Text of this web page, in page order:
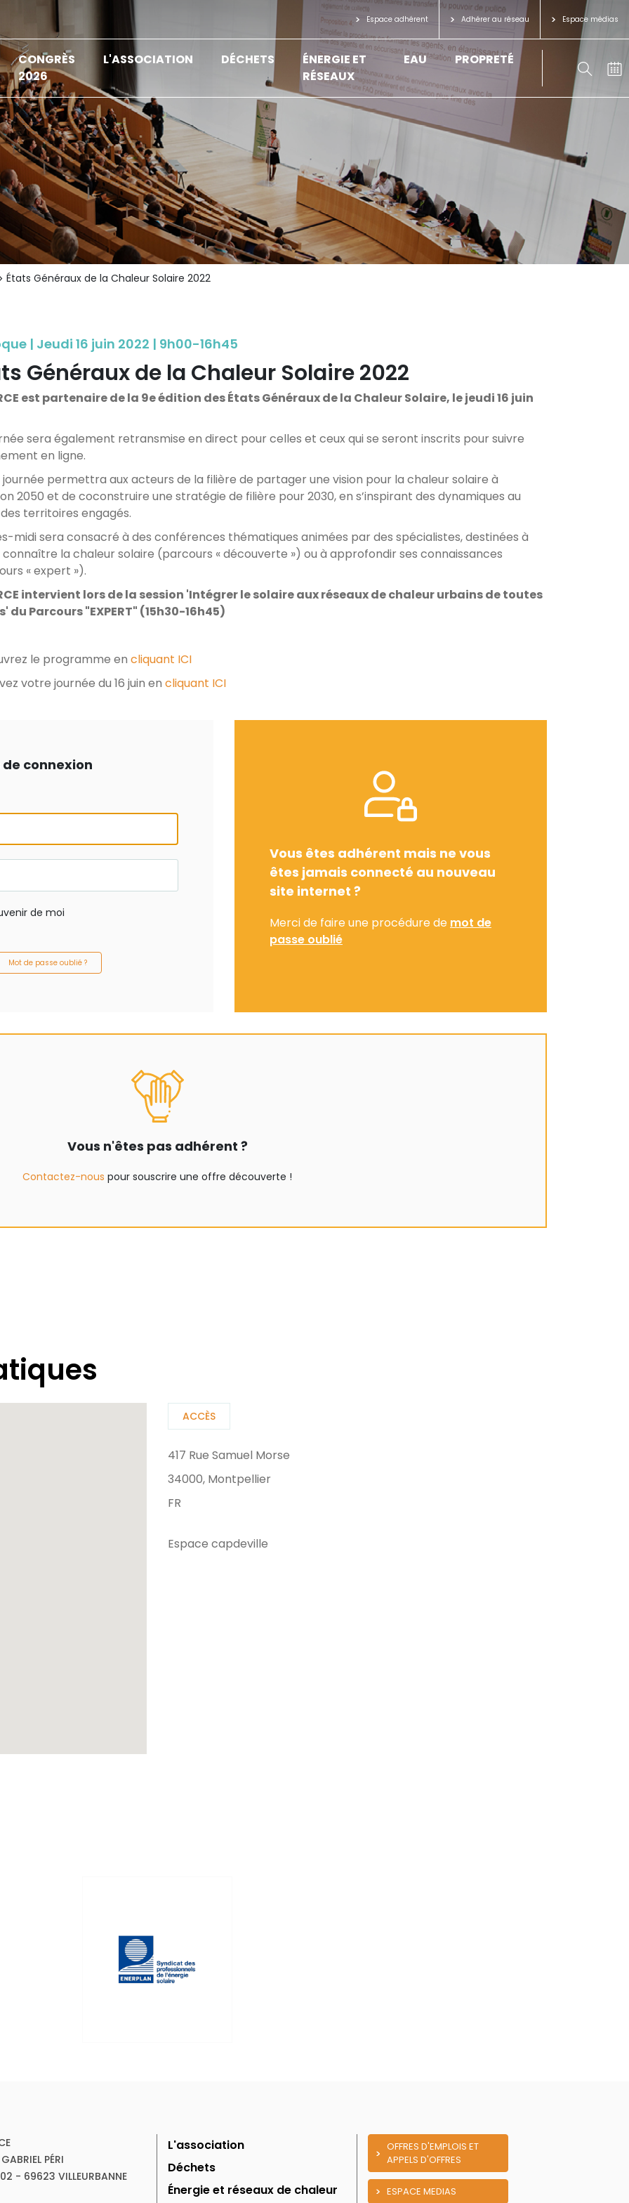
Espace adhérent Adhérer au réseau Espace médias
CONGRÈS
2026
L'ASSOCIATION DÉCHETS
ÉNERGIE ET
RÉSEAUX
EAU PROPRETÉ
États Généraux de la Chaleur Solaire 2022
| Jeudi 16 juin 2022 | 9h00-16h45
Généraux de la Chaleur Solaire 2022
est partenaire de la 9e édition des États Généraux de la Chaleur Solaire, le jeudi 16 juin
sera également retransmise en direct pour celles et ceux qui se seront inscrits pour suivre
en ligne.
permettra aux acteurs de la filière de partager une vision pour la chaleur solaire à
2050 et de coconstruire une stratégie de filière pour 2030, en s’inspirant des dynamiques au
territoires engagés.
midi sera consacré à des conférences thématiques animées par des spécialistes, destinées à
connaître la chaleur solaire (parcours « découverte ») ou à approfondir ses connaissances
« expert »).
intervient lors de la session 'Intégrer le solaire aux réseaux de chaleur urbains de toutes
du Parcours "EXPERT" (15h30-16h45)
le programme en cliquant ICI
votre journée du 16 juin en cliquant ICI
connexion
de moi
Mot de passe oublié ?
Vous êtes adhérent mais ne vous
êtes jamais connecté au nouveau
site internet ?
Merci de faire une procédure de mot de
passe oublié
Vous n'êtes pas adhérent ?
Contactez-nous pour souscrire une offre découverte !
ACCÈS
417 Rue Samuel Morse
34000, Montpellier
FR
Espace capdeville
PÉRI
- 69623 VILLEURBANNE
L'association
Déchets
Énergie et réseaux de chaleur
OFFRES D'EMPLOIS ET
APPELS D'OFFRES
ESPACE MEDIAS